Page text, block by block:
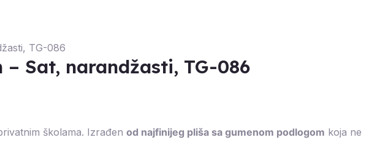
TG-086
Sat, narandžasti, TG-086
školama. Izrađen od najfinijeg pliša sa gumenom podlogom koja ne